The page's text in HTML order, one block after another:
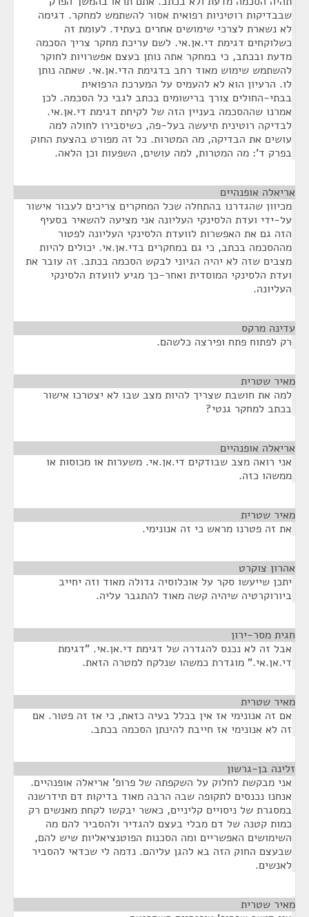
שבבדיקות רוטיניות רפואית אסור להשתמש למחקר. דגימה
לא נשארת לצרכי שימושים אחרים בעתיד. לעומת זה
כשלוקחים דגימת די.אן.אי. לשם עריכת מחקר צריך הסכמה
מדעת ובכתב, כי במחקר אתה נותן בעצם אפשרויות לחוקר
להשתמש שימוש מאוד רחב בדגימת הדי.אן.אי. שאתה נותן
לו. הרעיון הוא לא להעמיס על המערכת הרפואית
בבתי-החולים צורך ברישומים בכתב לגבי כל הסכמה. לכן
אמרנו שההסכמה בעניין הזה של לקיחת דגימת די.אן.אי.
לבדיקה רוטינית תיעשה בעל-פה, כשיסבירו לחולה למה
עושים את הבדיקה, מה המטרות. כל זה מפורט בהצעת החוק
בפרק ד': מה המטרות, למה עושים, השפעות וכן הלאה.
אריאלה אופנהיים
מכיוון שהגדרנו בהתחלה שכל המחקרים צריכים לעבור אישור
על-ידי ועדת הלסינקי העליונה אני מציעה להשאיר בסעיף
הזה גם את האפשרות לוועדת הלסינקי העליונה לפטור
מההסכמה בכתב, כי גם במחקרים בדי.אן.אי. יכולים להיות
מצבים שזה לא יהיה הגיוני לבקש הסכמה בכתב. זה עובר את
ועדת הלסינקי המוסדית ואחר-כך מגיע לוועדת הלסינקי
העליונה.
עדינה מרקס
רק לפתוח פתח ופירצה כלשהם.
מאיר שטרית
למה את חושבת שצריך להיות מצב שבו לא יצטרכו אישור
בכתב למחקר גנטי?
אריאלה אופנהיים
אני רואה מצב שבודקים די.אן.אי. משערות או מכוסות או
ממשהו כזה.
מאיר שטרית
את זה פטרנו מראש כי זה אנונימי.
אהרון צוקרט
יתכן שייעשו סקר על אוכלוסיה גדולה מאוד וזה יחייב
ביורוקרטיה שיהיה קשה מאוד להתגבר עליה.
חגית מסר-ירון
אבל זה לא נכנס להגדרה של דגימת די.אן.אי. "דגימת
די.אן.אי." מוגדרת כמשהו שנלקח למטרה הזאת.
מאיר שטרית
אם זה אנונימי אז אין בכלל בעיה כזאת, כי אז זה פטור. אם
זה לא אנונימי אז חייבת להינתן הסכמה בכתב.
זלינה בן-גרשון
אני מבקשת לחלוק על השקפתה של פרופ' אריאלה אופנהיים.
אנחנו נכנסים לתקופה שבה הרבה מאוד בדיקות דם תידרשנה
במסגרת של ניסויים קליניים, כאשר יבקשו לקחת מאנשים רק
כמות קטנה של דם מבלי בעצם להגדיר ולהסביר להם מה
השימושים האפשריים ומה הסכנות הפוטנציאליות שיש להם,
שבעצם החוק הזה בא להגן עליהם. נדמה לי שכדאי להסביר
לאנשים.
מאיר שטרית